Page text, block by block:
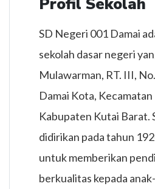
SD Negeri 001 Damai
sekolah dasar negeri
Mulawarman, RT. III,
Damai Kota, Kecamatan
Kabupaten Kutai Barat.
didirikan pada tahun
untuk memberikan
berkualitas kepada